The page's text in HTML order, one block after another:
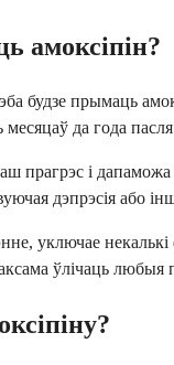
амоксіпін?
будзе прымаць
да года
прагрэс і
дэпрэсія
уключае
ўлічаць